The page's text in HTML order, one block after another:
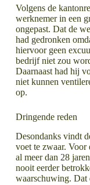
Volgens de
werknemer in een
ongepast. Dat de
had gedronken
hiervoor geen
bedrijf niet zou
Daarnaast had hij
niet kunnen
op.
Dringende reden
Desondanks vindt
voet te zwaar. Voor
al meer dan 28
nooit eerder
waarschuwing. Dat